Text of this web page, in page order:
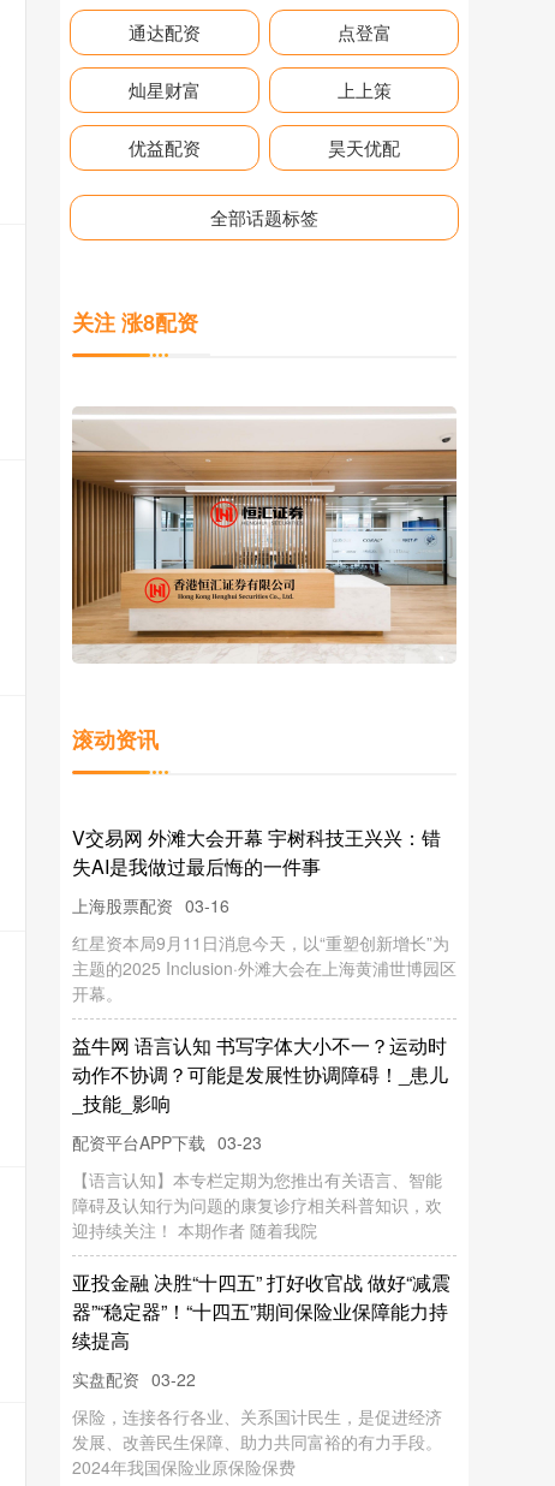
通达配资 点登富
灿星财富 上上策
优益配资 昊天优配
全部话题标签
关注 涨8配资
滚动资讯
V交易网 外滩大会开幕 宇树科技王兴兴：错
失AI是我做过最后悔的一件事
上海股票配资 03-16
红星资本局9月11日消息今天，以“重塑创新增长”为
主题的2025 Inclusion·外滩大会在上海黄浦世博园区
开幕。
益牛网 语言认知 书写字体大小不一？运动时
动作不协调？可能是发展性协调障碍！_患儿
_技能_影响
配资平台APP下载 03-23
【语言认知】本专栏定期为您推出有关语言、智能
障碍及认知行为问题的康复诊疗相关科普知识，欢
迎持续关注！ 本期作者 随着我院
亚投金融 决胜“十四五” 打好收官战 做好“减震
器”“稳定器”！“十四五”期间保险业保障能力持
续提高
实盘配资 03-22
保险，连接各行各业、关系国计民生，是促进经济
发展、改善民生保障、助力共同富裕的有力手段。
2024年我国保险业原保险保费